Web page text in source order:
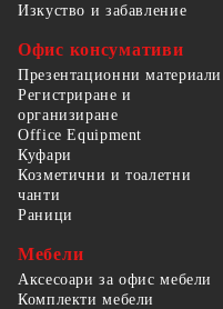
Изкуство и забавление
Офис консумативи
Презентационни материали
Регистриране и
организиране
Office Equipment
Куфари
Козметични и тоалетни
чанти
Раници
Мебели
Аксесоари за офис мебели
Комплекти мебели